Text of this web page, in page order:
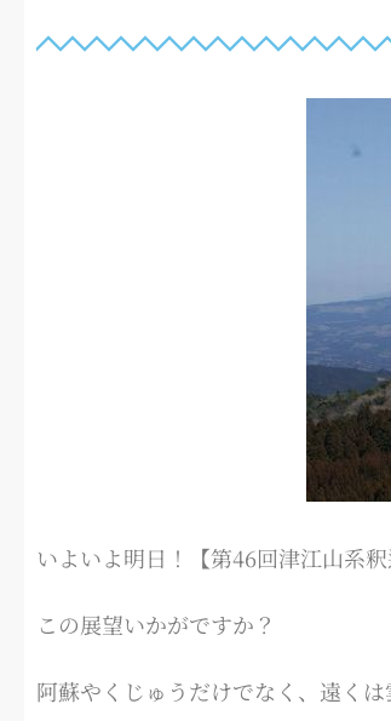
いよいよ明日！【第46回津江山系
この展望いかがですか？
阿蘇やくじゅうだけでなく、遠く